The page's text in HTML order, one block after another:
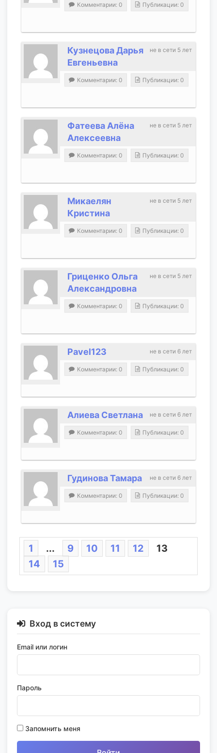
Вход в систему
Email или логин
Пароль
Запомнить меня
Комментарии: 0 Публикации: 0
не в сети 5 лет
Кузнецова Дарья
Евгеньевна
Комментарии: 0 Публикации: 0
не в сети 5 лет
Фатеева Алёна
Алексеевна
Комментарии: 0 Публикации: 0
не в сети 5 лет
Микаелян
Кристина
Комментарии: 0 Публикации: 0
не в сети 5 лет
Гриценко Ольга
Александровна
Комментарии: 0 Публикации: 0
не в сети 6 лет
Pavel123
Комментарии: 0 Публикации: 0
не в сети 6 лет
Алиева Светлана
Комментарии: 0 Публикации: 0
не в сети 6 лет
Гудинова Тамара
Комментарии: 0 Публикации: 0
1 ... 9 10 11 12
13
14
15